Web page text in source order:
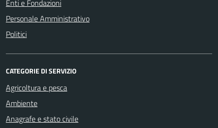
Enti e Fondazioni
Personale Amministrativo
Politici
CATEGORIE DI SERVIZIO
Agricoltura e pesca
Ambiente
Anagrafe e stato civile